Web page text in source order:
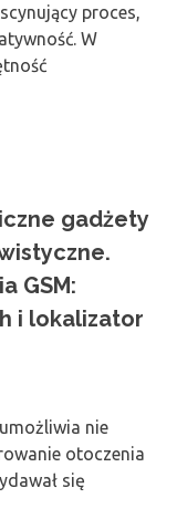
proces,
W
gadżety
GSM:
i lokalizator
nie
otoczenia
się